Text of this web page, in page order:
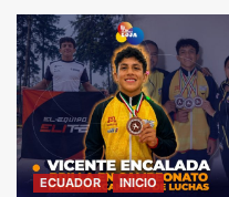
ECUADOR
INICIO